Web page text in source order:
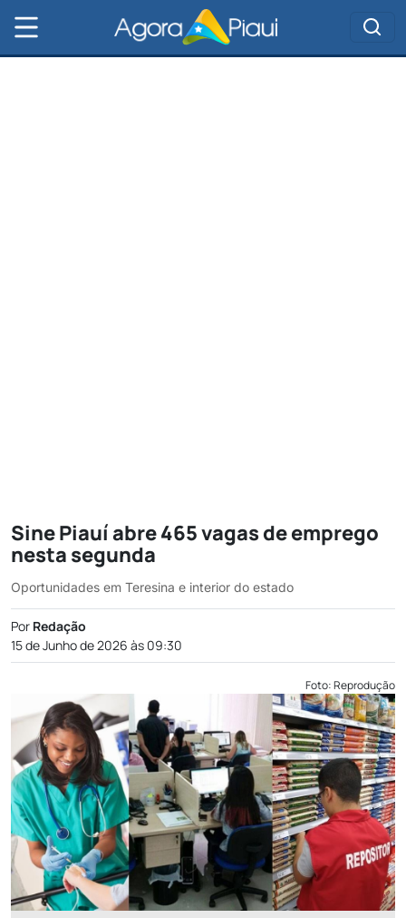
Sine Piauí abre 465 vagas de emprego
nesta segunda
Oportunidades em Teresina e interior do estado
Por Redação
15 de Junho de 2026 às 09:30
Foto: Reprodução